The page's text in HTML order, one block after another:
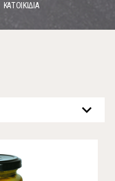
ΚΑΤΟΙΚΙΔΙΑ